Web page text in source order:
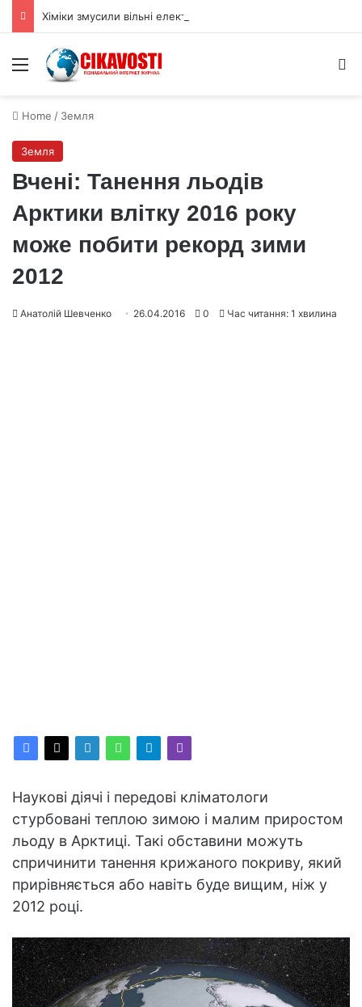
Menu
Home / Земля
Земля
Вчені: Танення льодів
Арктики влітку 2016 року
може побити рекорд зими
2012
Анатолій Шевченко 26.04.2016 0 Час читання: 1 хвилина
Наукові діячі і передові кліматологи
стурбовані теплою зимою і малим приростом
льоду в Арктиці. Такі обставини можуть
спричинити танення крижаного покриву, який
прирівняється або навіть буде вищим, ніж у
2012 році.